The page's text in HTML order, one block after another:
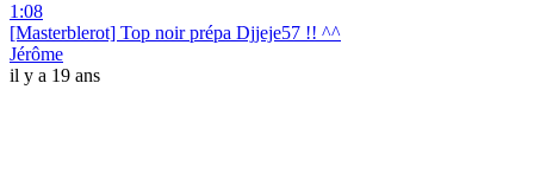
1:08
[Masterblerot] Top noir prépa Djjeje57 !! ^^
Jérôme
il y a 19 ans